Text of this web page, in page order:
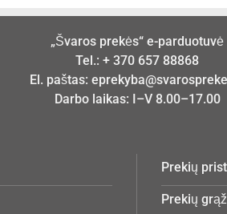
„Švaros prekės“ e-parduotuvė
Tel.: + 370 657 88868
El. paštas:
Darbo laikas: I–V 8.00–17.00
Prekių
Prekių